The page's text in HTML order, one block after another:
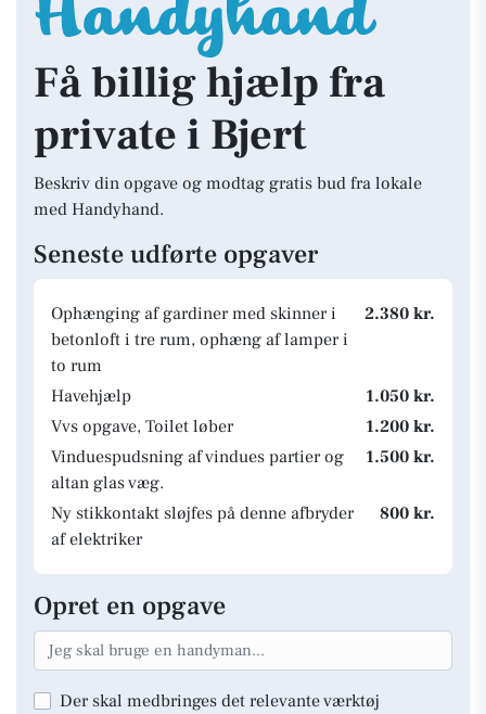
Få billig hjælp fra
private i Bjert
Beskriv din opgave og modtag gratis bud fra lokale
med Handyhand.
Seneste udførte opgaver
Ophænging af gardiner med skinner i
betonloft i tre rum, ophæng af lamper i
to rum
2.380 kr.
Havehjælp
1.050 kr.
Vvs opgave, Toilet løber
1.200 kr.
Vinduespudsning af vindues partier og
altan glas væg.
1.500 kr.
Ny stikkontakt sløjfes på denne afbryder
af elektriker
800 kr.
Opret en opgave
Der skal medbringes det relevante værktøj